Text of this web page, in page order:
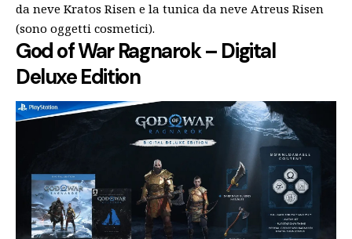
da neve Kratos Risen e la tunica da neve Atreus Risen
(sono oggetti cosmetici).
God of War Ragnarok – Digital
Deluxe Edition